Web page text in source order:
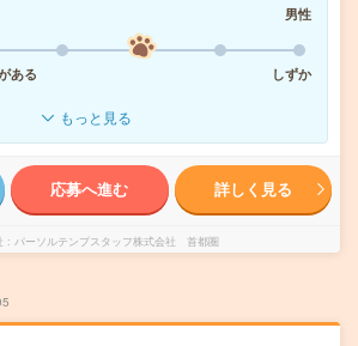
男性
ある
しずか
もっと見る
応募へ進む 詳しく見る
パーソルテンプスタッフ株式会社 首都圏